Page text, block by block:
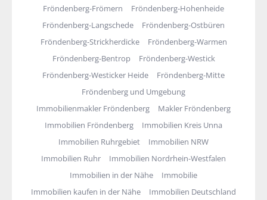
Fröndenberg-Frömern
Fröndenberg-Hohenheide
Fröndenberg-Langschede
Fröndenberg-Ostbüren
Fröndenberg-Strickherdicke
Fröndenberg-Warmen
Fröndenberg-Bentrop
Fröndenberg-Westick
Fröndenberg-Westicker Heide
Fröndenberg-Mitte
Fröndenberg und Umgebung
Immobilienmakler Fröndenberg
Makler Fröndenberg
Immobilien Fröndenberg
Immobilien Kreis Unna
Immobilien Ruhrgebiet
Immobilien NRW
Immobilien Ruhr
Immobilien Nordrhein-Westfalen
Immobilien in der Nähe
Immobilie
Immobilien kaufen in der Nähe
Immobilien Deutschland